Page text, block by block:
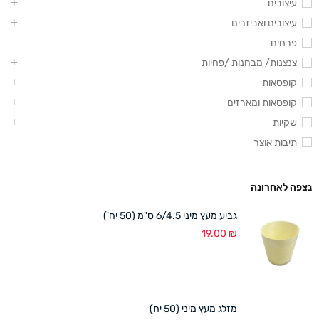
עיצובים
עיצובים ואביזרים
פרחים
צנצנות/ מבחנות /פחיות
קופסאות
קופסאות ומארזים
שקיות
תיבות אוצר
נצפה לאחרונה
גביע מעץ מיני 6/4.5 ס"מ (50 יח')
19.00 ₪
מזלג מעץ מיני (50 יח)